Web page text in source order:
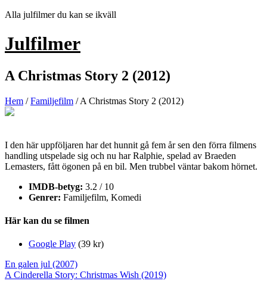
Hoppa
innehåll
Alla julfilmer du kan se ikväll
Julfilmer
A Christmas Story 2 (2012)
Hem /Familjefilm / A Christmas Story 2 (2012)
I den här uppföljaren har det hunnit gå fem år sen den förra filmens
handling utspelade sig och nu har Ralphie, spelad av Braeden
Lemasters, fått ögonen på en bil. Men trubbel väntar bakom hörnet.
IMDB-betyg: 3.2 / 10
Genrer: Familjefilm, Komedi
Här kan du se filmen
Google Play (39 kr)
Inläggsnavigering
En galen jul (2007)
A Cinderella Story: Christmas Wish (2019)